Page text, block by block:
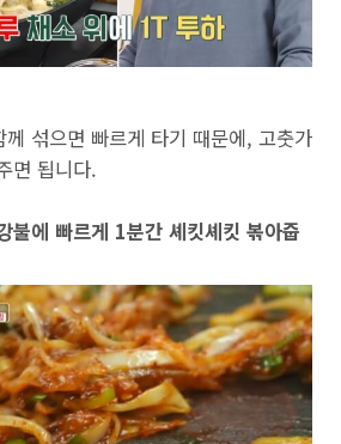
섞으면 빠르게 타기 때문에, 고춧가
면 됩니다.
불에 빠르게 1분간 셰킷셰킷 볶아줍